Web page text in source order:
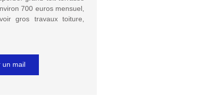
700 euros mensuel,
gros travaux toiture,
un mail